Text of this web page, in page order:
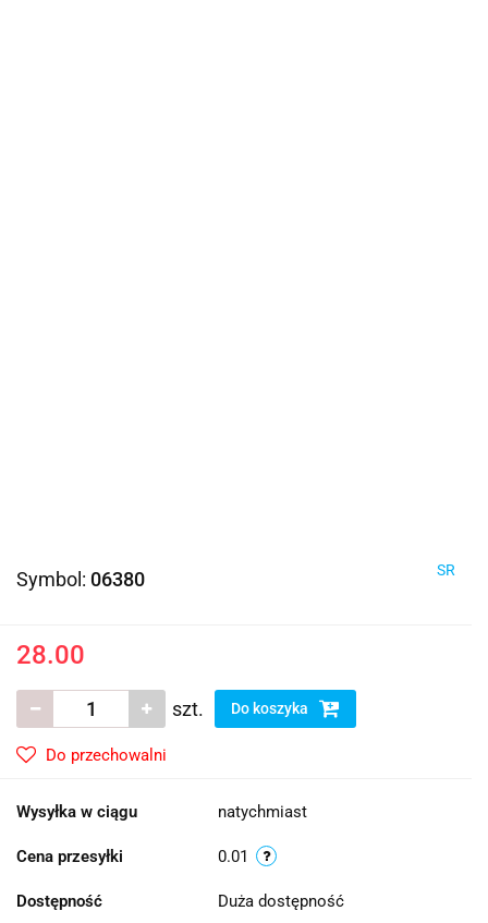
Symbol: 06380 SR
28.00
szt. Do koszyka
Do przechowalni
Wysyłka w ciągu natychmiast
Cena przesyłki 0.01
Dostępność Duża dostępność